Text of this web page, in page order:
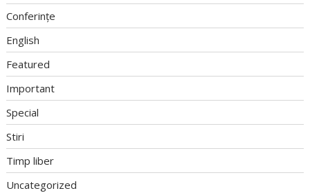
Conferințe
English
Featured
Important
Special
Stiri
Timp liber
Uncategorized